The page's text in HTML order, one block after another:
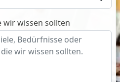
wissen sollten